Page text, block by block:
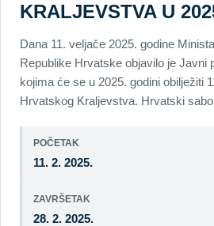
KRALJEVSTVA U
Dana 11. veljače 2025. godine
Republike Hrvatske objavilo je Javni
kojima će se u 2025. godini obilježiti
Hrvatskog Kraljevstva. Hrvatski
POČETAK
11. 2. 2025.
ZAVRŠETAK
28. 2. 2025.